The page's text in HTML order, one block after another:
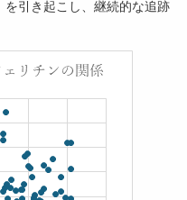
引き起こし、継続的な追跡